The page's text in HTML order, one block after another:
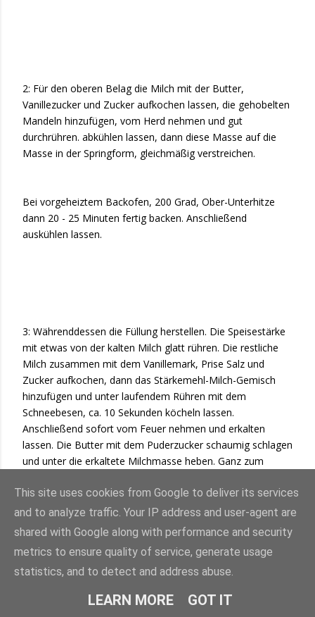
2: Für den oberen Belag die Milch mit der Butter,
Vanillezucker und Zucker aufkochen lassen, die gehobelten
Mandeln hinzufügen, vom Herd nehmen und gut
durchrühren. abkühlen lassen, dann diese Masse auf die
Masse in der Springform, gleichmäßig verstreichen.
Bei vorgeheiztem Backofen, 200 Grad, Ober-Unterhitze
dann 20 - 25 Minuten fertig backen. Anschließend
auskühlen lassen.
3: Währenddessen die Füllung herstellen. Die Speisestärke
mit etwas von der kalten Milch glatt rühren. Die restliche
Milch zusammen mit dem Vanillemark, Prise Salz und
Zucker aufkochen, dann das Stärkemehl-Milch-Gemisch
hinzufügen und unter laufendem Rühren mit dem
Schneebesen, ca. 10 Sekunden köcheln lassen.
Anschließend sofort vom Feuer nehmen und erkalten
lassen. Die Butter mit dem Puderzucker schaumig schlagen
und unter die erkaltete Milchmasse heben. Ganz zum
4: Den fertigen und abgekühlten Hefeteig in der Mitte
den Deckel obenauf setzen. Den Deckel vorher aber in
This site uses cookies from Google to deliver its services
and to analyze traffic. Your IP address and user-agent are
shared with Google along with performance and security
metrics to ensure quality of service, generate usage
statistics, and to detect and address abuse.
LEARN MORE GOT IT